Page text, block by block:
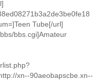
Tube[/url]
bbs.cgi]Amateur
xn--90aeobapscbe.xn--